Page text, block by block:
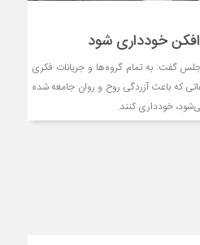
خودداری شود
گفت: به تمام گروه‌ها و جریانات فکری
که باعث آزردگی روح و روان جامعه شده
خودداری کنند.